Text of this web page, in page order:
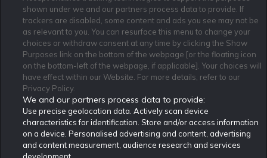
Rekatochklart.com är Sveriges ledande betting-community. 2017 nominerades
Rekatochklart som en av världens bästa spelinformations-sajter på spelbranschens egen
Oscarsgala EGR Awards.
Affiliate Modell
Om Rekatochklart
Kontakta oss
Redaktionen
Ansvarsfullt Spelande
F.A.Q
Nyhetsarkiv
Redaktionell policy
Cookie Policy
Användarvilkor
Integritetspolicy
Rekatochklart shop
shown under we and our partners process data to provide. If
trackers are disabled, some content and ads you see may not be
as relevant to you. You can resurface this menu to change your
choices or withdraw consent at any time by clicking the Show
Purposes link on the bottom of the webpage [or the floating icon
on the bottom-left of the webpage, if applicable]. Your choices will
have effect within our Website. For more details, refer to our
Privacy Policy.
We and our partners process data to provide:
Use precise geolocation data. Actively scan device
characteristics for identification. Store and/or access information
on a device. Personalised advertising and content, advertising
and content measurement, audience research and services